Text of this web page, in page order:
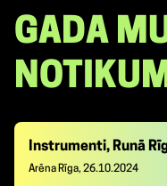
GADA
Instrumenti, Runā
Arēna Rīga, 26.10.2024